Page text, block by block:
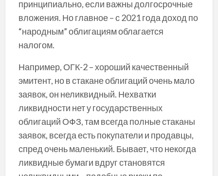
принципиально, если важны долгосрочные
вложения. Но главное – с 2021 года доход по
“народным” облигациям облагается
налогом.
Например, ОГК-2 – хороший качественный
эмитент, но в стакане облигаций очень мало
заявок, он неликвидный. Нехватки
ликвидности нет у государственных
облигаций ОФЗ, там всегда полные стаканы
заявок, всегда есть покупатели и продавцы,
спред очень маленький. Бывает, что некогда
ликвидные бумаги вдруг становятся